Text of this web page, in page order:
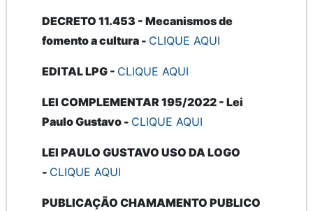
DECRETO 11.453 - Mecanismos de
fomento a cultura - CLIQUE AQUI
EDITAL LPG - CLIQUE AQUI
LEI COMPLEMENTAR 195/2022 - Lei
Paulo Gustavo - CLIQUE AQUI
LEI PAULO GUSTAVO USO DA LOGO
- CLIQUE AQUI
PUBLICAÇÃO CHAMAMENTO PUBLICO